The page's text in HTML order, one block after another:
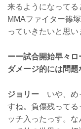
来るようになってる
MMAファイター篠
っていきたいと思い
ーー試合開始早々ロ
ダメージ的には問題
ジョリー いや、め
すね。負傷残ってる
ッチ入ったっす。